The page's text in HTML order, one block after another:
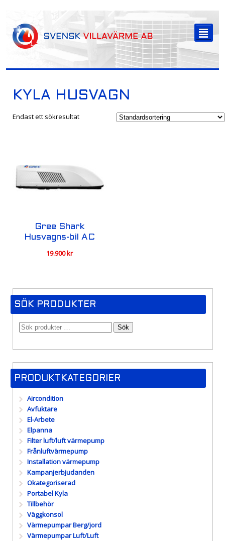
²
KYLA HUSVAGN
Endast ett sökresultat
Gree Shark
Husvagns-bil AC
19.900kr
SÖK PRODUKTER
Sök
PRODUKTKATEGORIER
Aircondition
Avfuktare
El-Arbete
Elpanna
Filter luft/luft värmepump
Frånluftvärmepump
Installation värmepump
Kampanjerbjudanden
Okategoriserad
Portabel Kyla
Tillbehör
Väggkonsol
Värmepumpar Berg/jord
Värmepumpar Luft/Luft